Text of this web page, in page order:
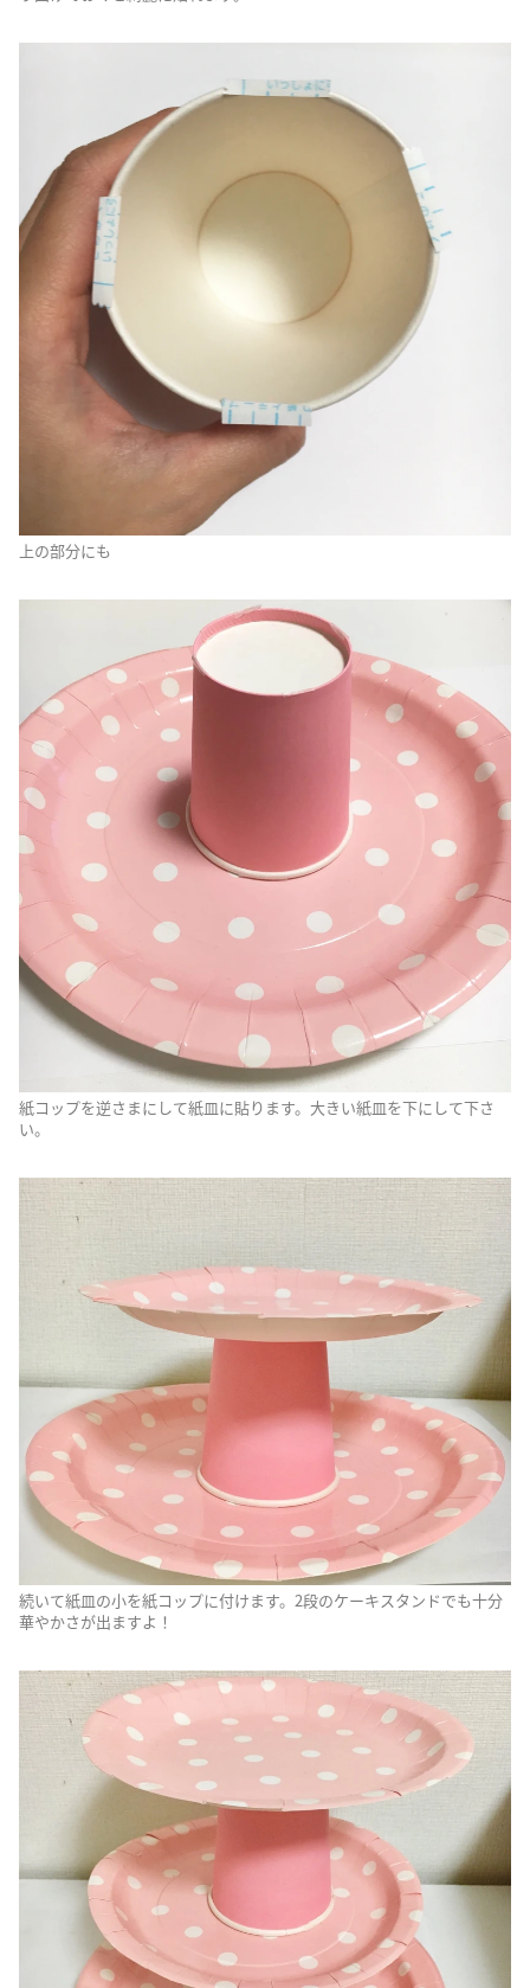
上の部分にも
紙コップを逆さまにして紙皿に貼ります。大きい紙皿を下にして下さ
い。
続いて紙皿の小を紙コップに付けます。2段のケーキスタンドでも十分
華やかさが出ますよ！